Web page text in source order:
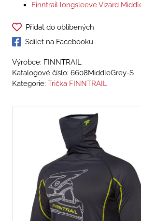
Finntrail longsleeve Vizard
Přidat do oblíbených
Sdílet na Facebooku
Výrobce: FINNTRAIL
Katalogové číslo: 6608MiddleGrey-S
Kategorie: Trička FINNTRAIL